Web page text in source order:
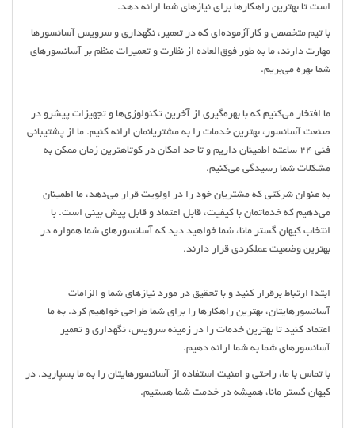
است تا بهترین راهکارها برای نیازهای شما ارائه دهد.
با تیم متخصص و کارآزموده‌ای که در تعمیر، نگهداری و سرویس آسانسورها
مهارت دارند، ما به طور فوق‌العاده از نظارت و تعمیرات منظم بر آسانسورهای
شما بهره می‌بریم.
ما افتخار می‌کنیم که با بهره‌گیری از آخرین تکنولوژی‌ها و تجهیزات پیشرو در
صنعت آسانسور، بهترین خدمات را به مشتریانمان ارائه کنیم. ما از پشتیبانی
فنی 24 ساعته اطمینان داریم و تا حد امکان در کوتاهترین زمان ممکن به
مشکلات شما رسیدگی می‌کنیم.
به عنوان شرکتی که مشتریان خود را در اولویت قرار می‌دهد، ما اطمینان
می‌دهیم که خدماتمان با کیفیت، قابل اعتماد و قابل پیش بینی است. با
انتخاب کیهان گستر مانا، شما خواهید دید که آسانسورهای شما همواره در
بهترین وضعیت عملکردی قرار دارند.
ابتدا ارتباط برقرار کنید و با تحقیق در مورد نیازهای شما و الزامات
آسانسورهایتان، بهترین راهکارها را برای شما طراحی خواهیم کرد. به ما
اعتماد کنید تا بهترین خدمات را در زمینه سرویس، نگهداری و تعمیر
آسانسورهای شما به شما ارائه دهیم.
با تماس با ما، راحتی و امنیت استفاده از آسانسورهایتان را به ما بسپارید. در
کیهان گستر مانا، همیشه در خدمت شما هستیم.